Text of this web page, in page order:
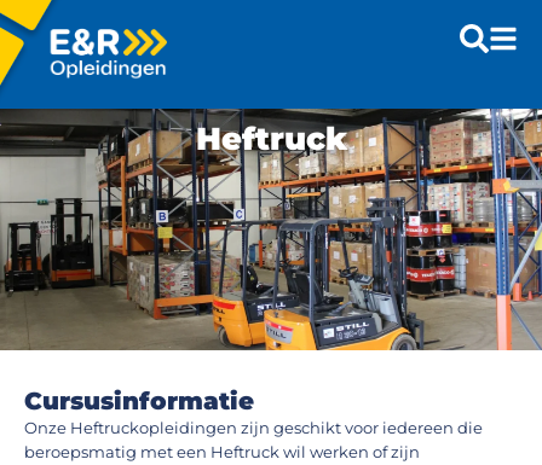
Heftruck
Cursusinformatie
Onze Heftruckopleidingen zijn geschikt voor iedereen die
beroepsmatig met een Heftruck wil werken of zijn